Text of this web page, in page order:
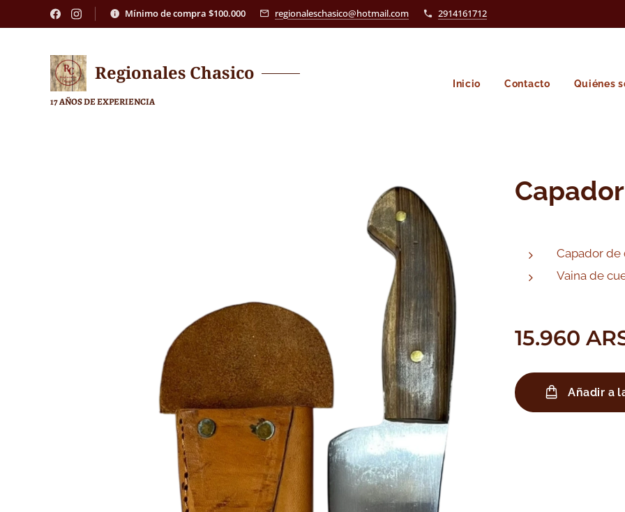
Mínimo de compra $100.000 regionaleschasico@hotmail.com 2914161712
Regionales Chasico
17 AÑOS DE EXPERIENCIA
Inicio Contacto Quiénes
Capador de
Vaina de
15.960
Añadir a